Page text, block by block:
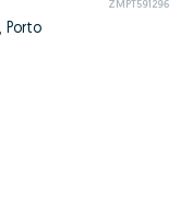
ZMPT591296
Porto